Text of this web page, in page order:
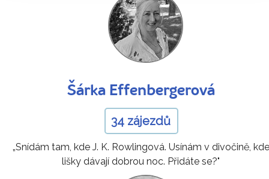
Šárka Effenbergerová
34 zájezdů
„Snídám tam, kde J. K. Rowlingová. Usínám v divočině, kde
lišky dávají dobrou noc. Přidáte se?"